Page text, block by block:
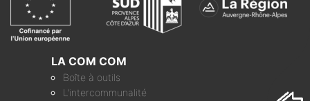
LA COM COM
Boîte à outils
L’intercommunalité